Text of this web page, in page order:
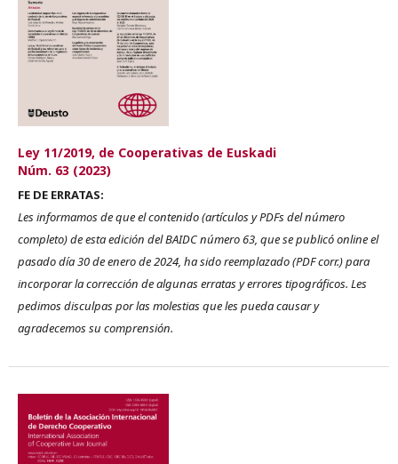
Ley 11/2019, de Cooperativas de Euskadi
Núm. 63 (2023)
FE DE ERRATAS:
Les informamos de que el contenido (artículos y PDFs del número
completo) de esta edición del BAIDC número 63, que se publicó online el
pasado día 30 de enero de 2024, ha sido reemplazado (PDF corr.) para
incorporar la corrección de algunas erratas y errores tipográficos. Les
pedimos disculpas por las molestias que les pueda causar y
agradecemos su comprensión.